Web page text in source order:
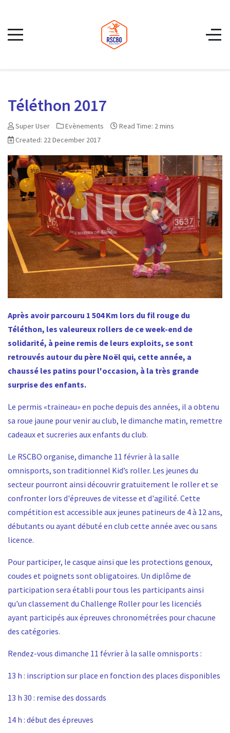
Téléthon 2017
Super User Evènements
Read Time: 2 mins
Created: 22 December 2017
Après avoir parcouru 1 504 Km lors du fil rouge du
Téléthon, les valeureux rollers de ce week-end de
solidarité, à peine remis de leurs exploits, se sont
retrouvés autour du père Noël qui, cette année, a
chaussé les patins pour l'occasion, à la très grande
surprise des enfants.
Le permis «traineau» en poche depuis des années, il a obtenu
sa roue jaune pour venir au club, le dimanche matin, remettre
cadeaux et sucreries aux enfants du club.
Le RSCBO organise, dimanche 11 février à la salle
omnisports, son traditionnel Kid’s roller. Les jeunes du
secteur pourront ainsi découvrir gratuitement le roller et se
confronter lors d'épreuves de vitesse et d'agilité. Cette
compétition est accessible aux jeunes patineurs de 4 à 12 ans,
débutants ou ayant débuté en club cette année avec ou sans
licence.
Pour participer, le casque ainsi que les protections genoux,
coudes et poignets sont obligatoires. Un diplôme de
participation sera établi pour tous les participants ainsi
qu'un classement du Challenge Roller pour les licenciés
ayant participés aux épreuves chronométrées pour chacune
des catégories.
Rendez-vous dimanche 11 février à la salle omnisports :
13 h : inscription sur place en fonction des places disponibles
13 h 30 : remise des dossards
14 h : début des épreuves